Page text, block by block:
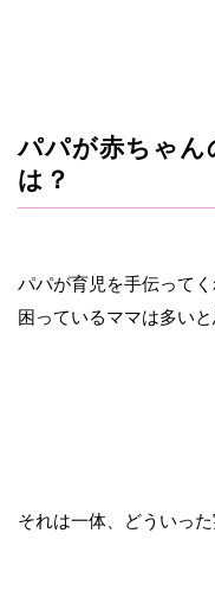
パパが赤ちゃん
は？
パパが育児を手伝ってく
困っているママは多いと
それは一体、どういっ